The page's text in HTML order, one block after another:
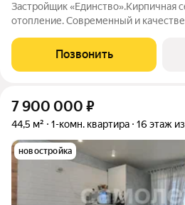
Застройщик «Единство».Кирпичная
отопление. Современный и
гарнитур, встроенная техника.
гостиной. Диван. Установлен
Позвонить
7 900 000 ₽
44,5 м² 1-комн. квартира 16 этаж из
новостройка